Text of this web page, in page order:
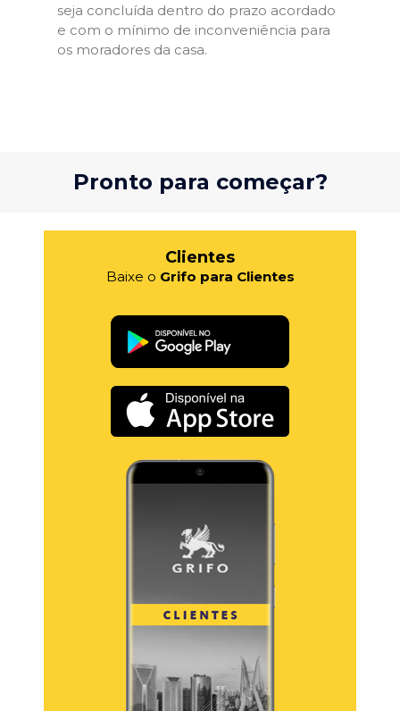
seja concluída dentro do prazo acordado
e com o mínimo de inconveniência para
os moradores da casa.
Pronto para começar?
Clientes
Baixe o Grifo para Clientes